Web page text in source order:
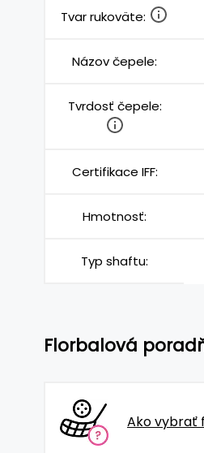
Tvar rukoväte:
Názov čepele:
Tvrdosť čepele:
Certifikace IFF:
Hmotnosť:
Typ shaftu:
Florbalová
Ako vybrať